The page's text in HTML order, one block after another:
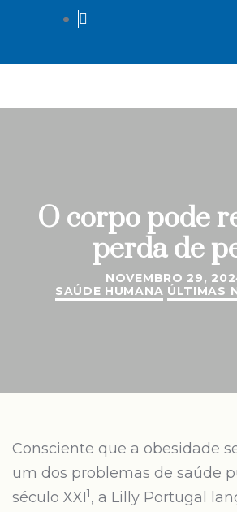
O corpo pode
perda de
NOVEMBRO 29,
SAÚDE HUMANA ÚLTIMAS
Consciente que a obesidade
um dos problemas de saúde
século XXI1, a Lilly Portugal